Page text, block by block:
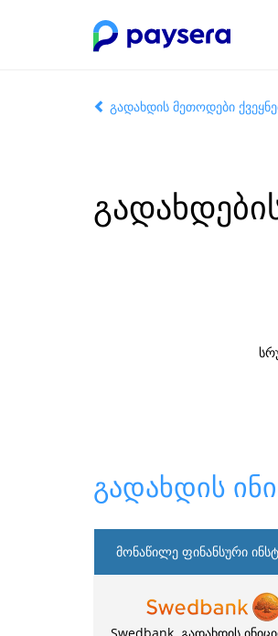
გადახდის მეთოდები
გადახდის
მონაწილე ფინანსური